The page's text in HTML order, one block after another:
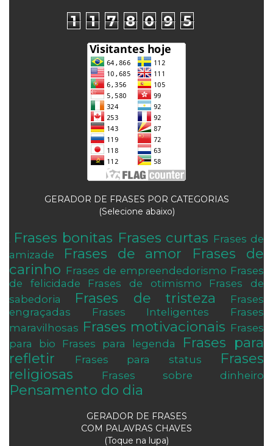
1 1 7 8 0 9 5
GERADOR DE FRASES POR CATEGORIAS
(Selecione abaixo)
Frases bonitas Frases curtas Frases de
amizade
Frases de amor
Frases de
carinho Frases de empreendedorismo Frases
de felicidade
Frases de otimismo
Frases de
sabedoria
Frases de tristeza
Frases
engraçadas
Frases Inteligentes
Frases
maravilhosas Frases motivacionais Frases
para bio
Frases para legenda
Frases para
refletir
Frases para status
Frases
religiosas
Frases sobre dinheiro
Pensamento do dia
GERADOR DE FRASES
COM PALAVRAS CHAVES
(Toque na lupa)